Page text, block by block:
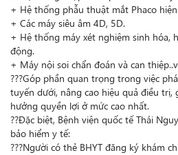
+ Hệ thống phẫu thuật mắt Phaco
+ Các máy siêu âm 4D, 5D.
+ Hệ thống máy xét nghiệm sinh hóa,
động.
+ Máy nội soi chẩn đoán và can
???Góp phần quan trọng trong việc
tuyến dưới, nâng cao hiệu quả điều trị,
hưởng quyền lợi ở mức cao nhất.
??Đặc biệt, Bệnh viện quốc tế Thái
bảo hiểm y tế:
???Người có thẻ BHYT đăng ký khám